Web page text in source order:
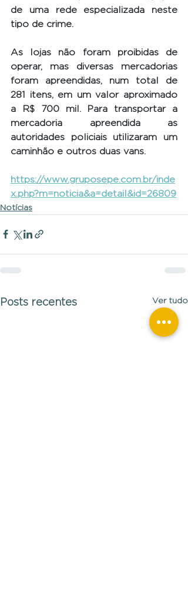
de uma rede especializada neste
tipo de crime.
As lojas não foram proibidas de
operar, mas diversas mercadorias
foram apreendidas, num total de
281 itens, em um valor aproximado
a R$ 700 mil. Para transportar a
mercadoria apreendida as
autoridades policiais utilizaram um
caminhão e outros duas vans.
https://www.gruposepe.com.br/inde
x.php?m=noticia&a=detail&id=26809
Notícias
Posts recentes Ver tudo